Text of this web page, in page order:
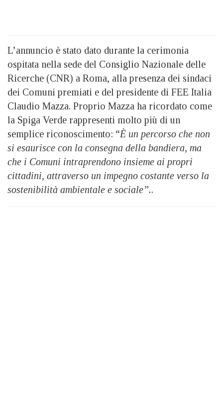
L’annuncio è stato dato durante la cerimonia
ospitata nella sede del Consiglio Nazionale delle
Ricerche (CNR) a Roma, alla presenza dei sindaci
dei Comuni premiati e del presidente di FEE Italia
Claudio Mazza. Proprio Mazza ha ricordato come
la Spiga Verde rappresenti molto più di un
semplice riconoscimento: “È un percorso che non
si esaurisce con la consegna della bandiera, ma
che i Comuni intraprendono insieme ai propri
cittadini, attraverso un impegno costante verso la
sostenibilità ambientale e sociale”..